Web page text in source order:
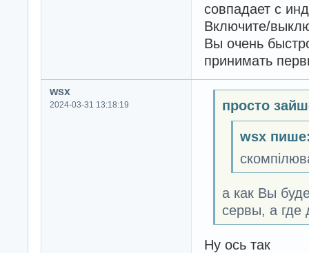
совпадает с
Включите/
Вы очень
принимать
wsx
2024-03-31 13:18:19 просто
wsx
а как Вы
сервы, а где
Ну ось так